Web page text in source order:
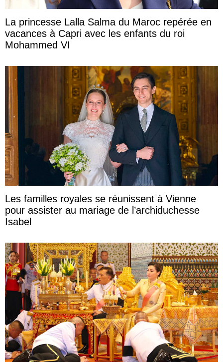
La princesse Lalla Salma du Maroc repérée en
vacances à Capri avec les enfants du roi
Mohammed VI
Les familles royales se réunissent à Vienne
pour assister au mariage de l’archiduchesse
Isabel